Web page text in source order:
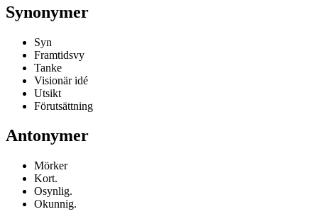
Synonymer
Syn
Framtidsvy
Tanke
Visionär idé
Utsikt
Förutsättning
Antonymer
Mörker
Kort.
Osynlig.
Okunnig.